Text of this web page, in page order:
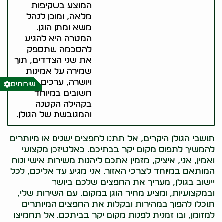
המוצע בשקיפות
מלאה, ומוכן לנהל
משא ומתן הוגן.
המטרה היא להגיע
להסכמה שתספק
את שני הצדדים, תוך
שמירה על אמינות
ויושרה, ערכים
חשובים במיוחד
בקהילה הקטנה
והמגובשת של הגולן.
תושבי הגולן היקרים, אל תתנו לחפצים ישנים או מיותרים
להמשיך לתפוס מקום יקר בבתיכם. כאלטיזכן מקצועי
ואמין, אני, איציק, מזמין אתכם ליהנות משירות אישי ונוח
המותאם במיוחד לצרכי האזור. אני מגיע עד אליכם, לכל
יישוב בגולן, מעריך את החפצים שלכם ביושר
ובמקצועיות, ומציע מחיר הוגן במקום. עם השירות שלי,
תוכלו להפוך במהירות ובקלות את החפצים המיותרים
למזומן, ובו זמנית לפנות מקום יקר בביתכם. אל תחמיצו
שירותים